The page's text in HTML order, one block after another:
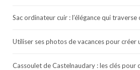
Sac ordinateur cuir : l’élégance qui
Utiliser ses photos de vacances pour créer
Cassoulet de Castelnaudary : les clés pour